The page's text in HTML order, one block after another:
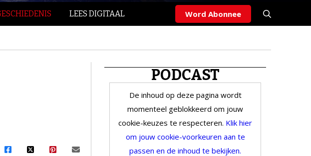
LEES DIGITAAL Word Abonnee
PODCAST
De inhoud op deze pagina wordt
momenteel geblokkeerd om jouw
cookie-keuzes te respecteren. Klik hier
om jouw cookie-voorkeuren aan te
passen en de inhoud te bekijken.